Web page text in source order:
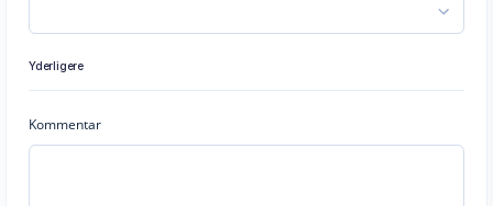
Yderligere
Kommentar